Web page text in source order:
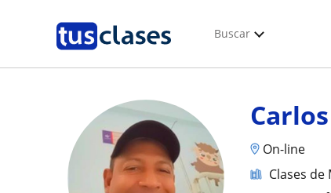
Buscar
On-line
Clases de